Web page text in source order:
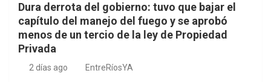
Dura derrota del gobierno: tuvo que bajar el
capítulo del manejo del fuego y se aprobó
menos de un tercio de la ley de Propiedad
Privada
2 días ago EntreRíosYA